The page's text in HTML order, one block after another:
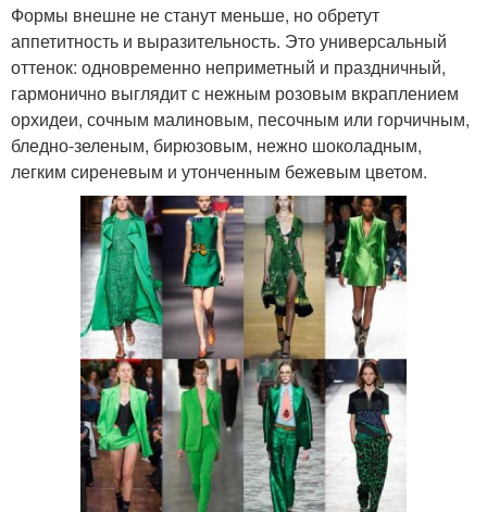
Формы внешне не станут меньше, но обретут
аппетитность и выразительность. Это универсальный
оттенок: одновременно неприметный и праздничный,
гармонично выглядит с нежным розовым вкраплением
орхидеи, сочным малиновым, песочным или горчичным,
бледно-зеленым, бирюзовым, нежно шоколадным,
легким сиреневым и утонченным бежевым цветом.